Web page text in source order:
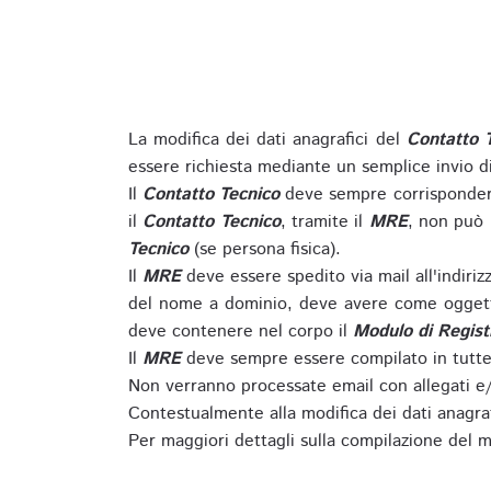
La modifica dei dati anagrafici del Contatto
essere richiesta mediante un semplice invio
Il Contatto Tecnicodeve sempre
il Contatto Tecnico, tramite il MRE, non può
Tecnico(se persona fisica).
Il MREdeve essere spedito via mail
del nome a dominio, deve avere come
deve contenere nel corpo il Modulo di
Il MREdeve sempre essere compilato in
Non verranno processate email con
Contestualmente alla modifica dei dati
Per maggiori dettagli sulla compilazione del